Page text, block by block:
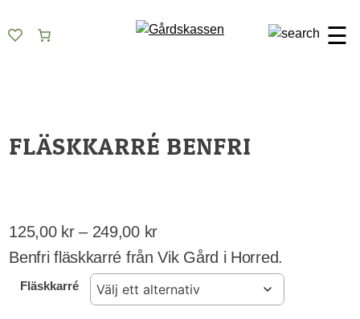
to
☰
FLÄSKKARRÉ BENFRI
125,00 kr – 249,00 krPrisintervall:
125,00 kr
till
249,00 kr
Benfri fläskkarré från Vik Gård i Horred.
Fläskkarré